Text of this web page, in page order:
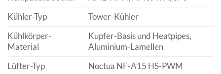
Kühler-Typ
Tower-Kühler
Kühlkörper-
Material
Kupfer-Basis und Heatpipes,
Aluminium-Lamellen
Lüfter-Typ
Noctua NF-A15 HS-PWM